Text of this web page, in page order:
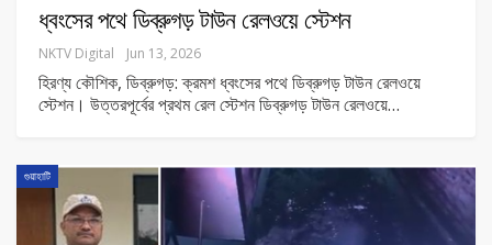
ধ্বংসের পথে ডিব্রুগড় টাউন রেলওয়ে স্টেশন
NKTV Digital Jun 13, 2026
হিরণ্য কৌশিক, ডিব্রুগড়: ক্রমশ ধ্বংসের পথে ডিব্রুগড় টাউন রেলওয়ে
স্টেশন। উত্তরপূর্বের প্রথম রেল স্টেশন ডিব্রুগড় টাউন রেলওয়ে…
গুয়াহাটি